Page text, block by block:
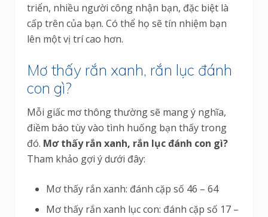
triển, nhiều người công nhận bạn, đặc biệt là
cấp trên của bạn. Có thể họ sẽ tín nhiệm bạn
lên một vị trí cao hơn.
Mơ thấy rắn xanh, rắn lục đánh
con gì?
Mỗi giấc mơ thông thường sẽ mang ý nghĩa,
điềm báo tùy vào tình huống bạn thấy trong
đó. Mơ thấy rắn xanh, rắn lục đánh con gì?
Tham khảo gợi ý dưới đây:
Mơ thấy rắn xanh: đánh cặp số 46 – 64
Mơ thấy rắn xanh lục con: đánh cặp số 17 –